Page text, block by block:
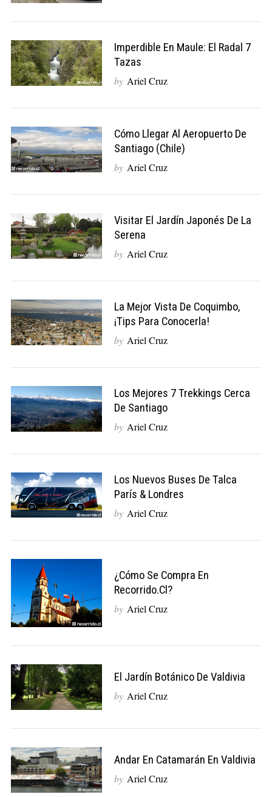
Imperdible En Maule: El Radal 7
Tazas
by Ariel Cruz
Cómo Llegar Al Aeropuerto De
Santiago (Chile)
by Ariel Cruz
Visitar El Jardín Japonés De La
Serena
by Ariel Cruz
La Mejor Vista De Coquimbo,
¡tips Para Conocerla!
by Ariel Cruz
Los Mejores 7 Trekkings Cerca
De Santiago
by Ariel Cruz
Los Nuevos Buses De Talca
París & Londres
by Ariel Cruz
¿Cómo Se Compra En
Recorrido.cl?
by Ariel Cruz
El Jardín Botánico De Valdivia
by Ariel Cruz
Andar En Catamarán En Valdivia
by Ariel Cruz